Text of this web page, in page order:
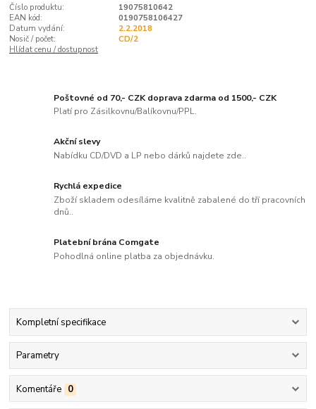
Číslo produktu:
19075810642
EAN kód:
0190758106427
Datum vydání:
2.2.2018
Nosič / počet:
CD/2
Hlídat cenu / dostupnost
Poštovné od 70,- CZK doprava zdarma od 1500,- CZK
Platí pro Zásilkovnu/Balíkovnu/PPL.
Akční slevy
Nabídku CD/DVD a LP nebo dárků najdete zde..
Rychlá expedice
Zboží skladem odesíláme kvalitně zabalené do tří pracovních
dnů..
Platební brána Comgate
Pohodlná online platba za objednávku.
Kompletní specifikace
Parametry
Komentáře 0